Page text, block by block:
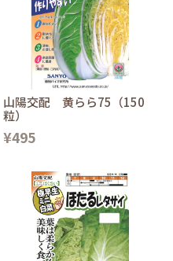
山陽交配 黄らら75（150
粒）
¥495